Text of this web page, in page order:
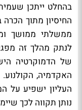
בהחלט ייתכן
החיסיון מתוך
ממשלתי ממושך
לנתק מהלך זה
של הדמוקרטיה
האקדמיה,
העליון ישפיע על
נותן תקווה לכך